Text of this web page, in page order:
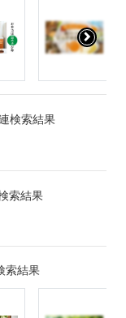
検索結果
索結果
索結果